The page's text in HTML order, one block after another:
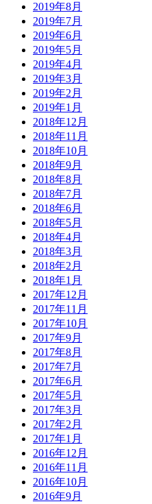
2019年8月
2019年7月
2019年6月
2019年5月
2019年4月
2019年3月
2019年2月
2019年1月
2018年12月
2018年11月
2018年10月
2018年9月
2018年8月
2018年7月
2018年6月
2018年5月
2018年4月
2018年3月
2018年2月
2018年1月
2017年12月
2017年11月
2017年10月
2017年9月
2017年8月
2017年7月
2017年6月
2017年5月
2017年3月
2017年2月
2017年1月
2016年12月
2016年11月
2016年10月
2016年9月